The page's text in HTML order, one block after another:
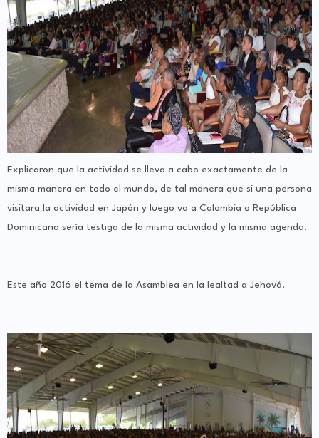
Explicaron que la actividad se lleva a cabo exactamente de la
misma manera en todo el mundo, de tal manera que si una persona
visitara la actividad en Japón y luego va a Colombia o República
Dominicana sería testigo de la misma actividad y la misma agenda.
Este año 2016 el tema de la Asamblea en la lealtad a Jehová.